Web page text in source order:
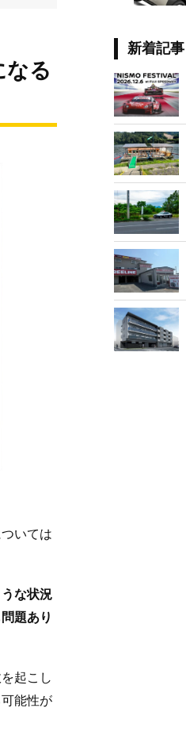
る
いては
な状況
題あり
起こし
能性が
新着記事